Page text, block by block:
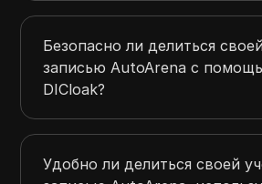
Безопасно ли делиться
записью AutoArena с
DICloak?
Удобно ли делиться своей